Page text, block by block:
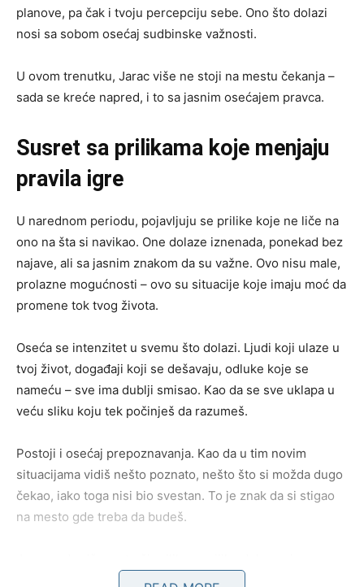
planove, pa čak i tvoju percepciju sebe. Ono što dolazi
nosi sa sobom osećaj sudbinske važnosti.
U ovom trenutku, Jarac više ne stoji na mestu čekanja –
sada se kreće napred, i to sa jasnim osećajem pravca.
Susret sa prilikama koje menjaju
pravila igre
U narednom periodu, pojavljuju se prilike koje ne liče na
ono na šta si navikao. One dolaze iznenada, ponekad bez
najave, ali sa jasnim znakom da su važne. Ovo nisu male,
prolazne mogućnosti – ovo su situacije koje imaju moć da
promene tok tvog života.
Oseća se intenzitet u svemu što dolazi. Ljudi koji ulaze u
tvoj život, događaji koji se dešavaju, odluke koje se
nameću – sve ima dublji smisao. Kao da se sve uklapa u
veću sliku koju tek počinješ da razumeš.
Postoji i osećaj prepoznavanja. Kao da u tim novim
situacijama vidiš nešto poznato, nešto što si možda dugo
čekao, iako toga nisi bio svestan. To je znak da si stigao
na mesto gde treba da budeš.